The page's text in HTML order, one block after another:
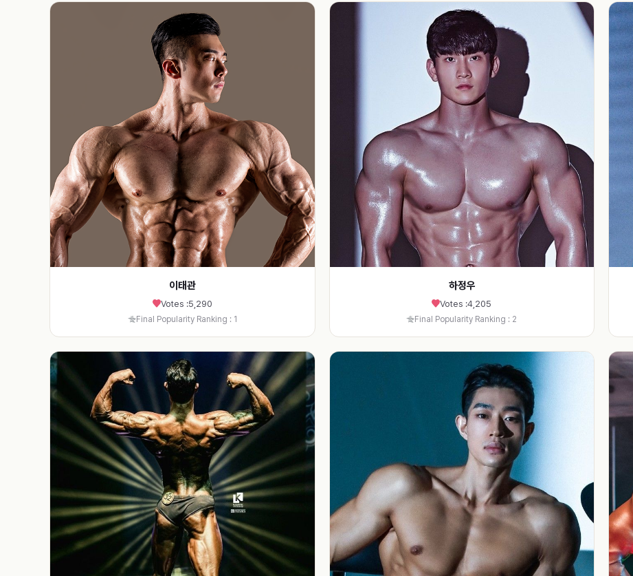
이태관
Votes :5,290
Final Popularity Ranking : 1
하정우
Votes :4,205
Final Popularity Ranking : 2